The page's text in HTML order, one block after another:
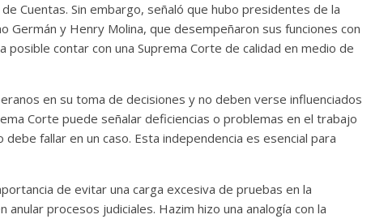
Cuentas. Sin embargo, señaló que hubo presidentes de la
Germán y Henry Molina, que desempeñaron sus funciones con
contar con una Suprema Corte de calidad en medio de
en su toma de decisiones y no deben verse influenciados
Corte puede señalar deficiencias o problemas en el trabajo
fallar en un caso. Esta independencia es esencial para
de evitar una carga excesiva de pruebas en la
procesos judiciales. Hazim hizo una analogía con la